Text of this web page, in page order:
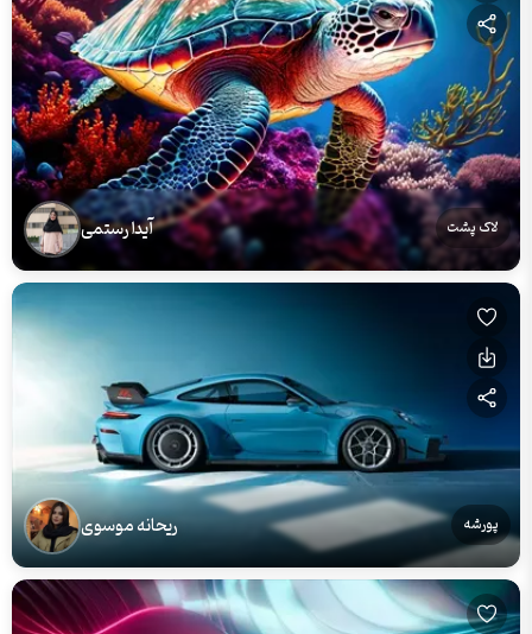
لاک پشت آیدا رستمی
پورشه ریحانه موسوی